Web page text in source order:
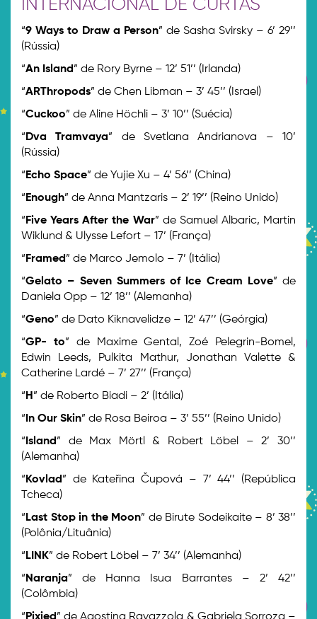
INTERNACIONAL DE CURTAS
“9 Ways to Draw a Person” de Sasha Svirsky – 6’ 29’’
(Rússia)
“An Island ” de Rory Byrne – 12’ 51’’ (Irlanda)
“ARThropods” de Chen Libman – 3’ 45’’ (Israel)
“Cuckoo” de Aline Höchli – 3’ 10’’ (Suécia)
“ Dva Tramvaya” de Svetlana Andrianova – 10’
(Rússia)
“ Echo Space” de Yujie Xu – 4’ 56’’ (China)
“ Enough” de Anna Mantzaris – 2’ 19’’ (Reino Unido)
“ Five Years After the War” de Samuel Albaric, Martin
Wiklund & Ulysse Lefort – 17’ (França)
“ Framed ” de Marco Jemolo – 7’ (Itália)
“Gelato – Seven Summers of Ice Cream Love” de
Daniela Opp – 12’ 18’’ (Alemanha)
“Geno” de Dato Kiknavelidze – 12’ 47’’ (Geórgia)
“GP- to” de Maxime Gental, Zoé Pelegrin-Bomel,
Edwin Leeds, Pulkita Mathur, Jonathan Valette &
Catherine Lardé – 7’ 27’’ (França)
“ H ” de Roberto Biadi – 2’ (Itália)
“ In Our Skin” de Rosa Beiroa – 3’ 55’’ (Reino Unido)
“ Island ” de Max Mörtl & Robert Löbel – 2’ 30’’
(Alemanha)
“ Kovlad ” de Kateřina Čupová – 7’ 44’’ (República
Tcheca)
“ Last Stop in the Moon” de Birute Sodeikaite – 8’ 38’’
(Polônia/Lituânia)
“ LINK” de Robert Löbel – 7’ 34’’ (Alemanha)
“ Naranja” de Hanna Isua Barrantes – 2’ 42’’
(Colômbia)